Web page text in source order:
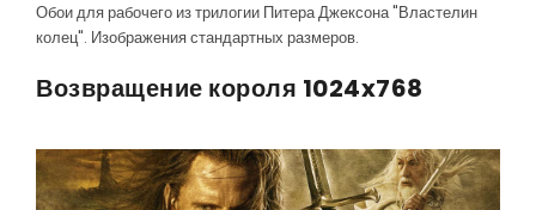
Обои для рабочего из трилогии Питера Джексона "Властелин
колец". Изображения стандартных размеров.
Возвращение короля 1024x768